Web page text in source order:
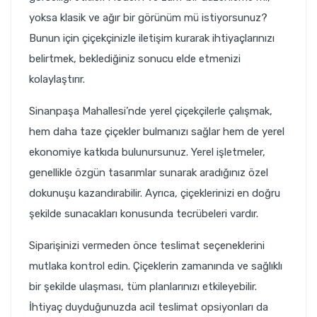
yoksa klasik ve ağır bir görünüm mü istiyorsunuz?
Bunun için çiçekçinizle iletişim kurarak ihtiyaçlarınızı
belirtmek, beklediğiniz sonucu elde etmenizi
kolaylaştırır.
Sinanpaşa Mahallesi’nde yerel çiçekçilerle çalışmak,
hem daha taze çiçekler bulmanızı sağlar hem de yerel
ekonomiye katkıda bulunursunuz. Yerel işletmeler,
genellikle özgün tasarımlar sunarak aradığınız özel
dokunuşu kazandırabilir. Ayrıca, çiçeklerinizi en doğru
şekilde sunacakları konusunda tecrübeleri vardır.
Siparişinizi vermeden önce teslimat seçeneklerini
mutlaka kontrol edin. Çiçeklerin zamanında ve sağlıklı
bir şekilde ulaşması, tüm planlarınızı etkileyebilir.
İhtiyaç duyduğunuzda acil teslimat opsiyonları da